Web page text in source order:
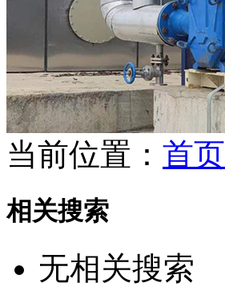
当前位置： 首页
相关搜索
无相关搜索